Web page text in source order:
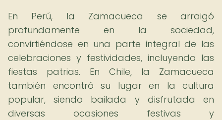
En Perú, la Zamacueca se arraigó
profundamente en la sociedad,
convirtiéndose en una parte integral de las
celebraciones y festividades, incluyendo las
fiestas patrias. En Chile, la Zamacueca
también encontró su lugar en la cultura
popular, siendo bailada y disfrutada en
diversas ocasiones festivas y